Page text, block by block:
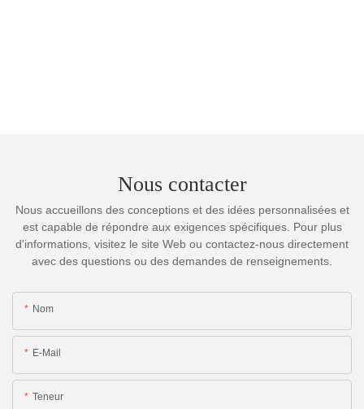
Nous contacter
Nous accueillons des conceptions et des idées personnalisées et
est capable de répondre aux exigences spécifiques. Pour plus
d'informations, visitez le site Web ou contactez-nous directement
avec des questions ou des demandes de renseignements.
Nom
E-Mail
Teneur